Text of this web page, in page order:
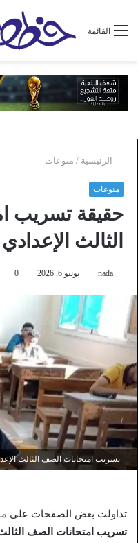
القائمة
الرئيسية / منوعات
منوعات
حقيقة تسريب
الثالث الإعدادي 2026 في مصر
nada يونيو 6, 2026 0
تسريب امتحانات الصف الثالث
تداولت بعض الصفحات على
تسريب امتحانات الصف